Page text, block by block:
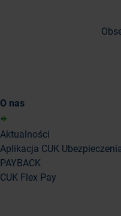
O nas
Aktualności
Aplikacja CUK
PAYBACK
CUK Flex Pay